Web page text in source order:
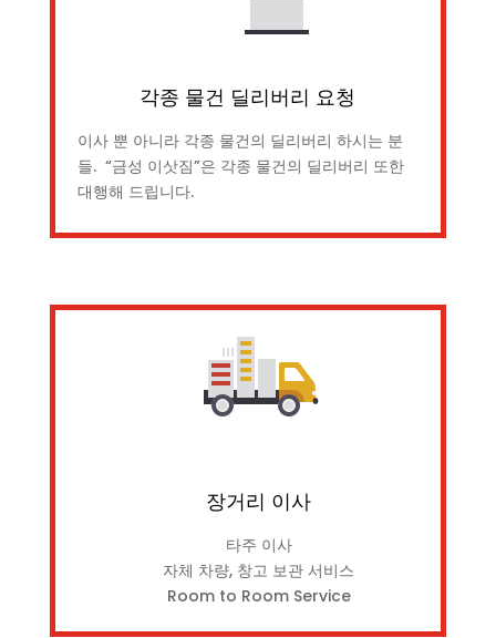
각종 물건 딜리버리 요청
이사 뿐 아니라 각종 물건의 딜리버리 하시는 분
들. “금성 이삿짐”은 각종 물건의 딜리버리 또한
대행해 드립니다.
장거리 이사
타주 이사
자체 차량, 창고 보관 서비스
Room to Room Service